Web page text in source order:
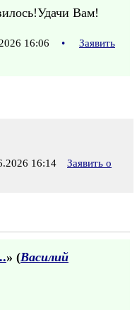
Вам!
16:06 •
Заявить
16:14
Заявить о
» (Василий